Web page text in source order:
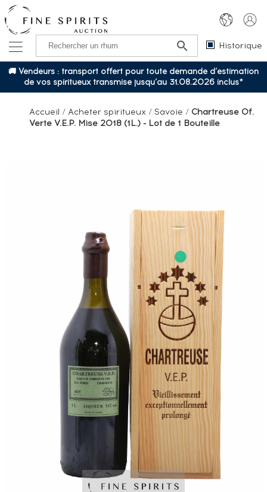
Historique
🚚 Vendeurs : transport offert pour toute demande d’estimation
de vos spiritueux transmise jusqu’au 31.08.2026 inclus*
Accueil / Acheter spiritueux / Savoie / Chartreuse Of.
Verte V.E.P. Mise 2018 (1L.) - Lot de 1 Bouteille